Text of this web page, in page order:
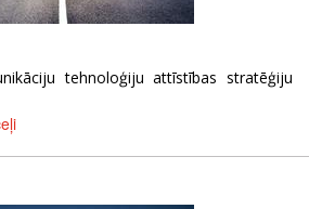
tehnoloģiju attīstības stratēģiju